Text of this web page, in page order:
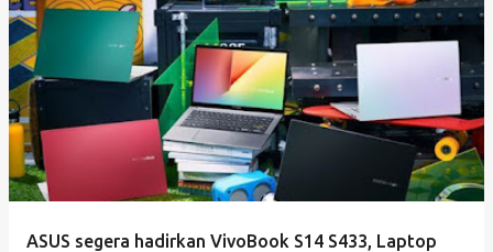
ASUS segera hadirkan VivoBook S14 S433, Laptop